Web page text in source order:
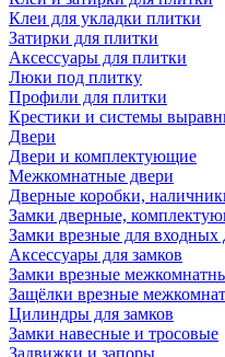
Клеи для укладки плитки
Затирки для плитки
Аксессуары для плитки
Люки под плитку
Профили для плитки
Крестики и системы
Двери
Двери и комплектующие
Межкомнатные двери
Дверные коробки,
Замки дверные,
Замки врезные для входных
Аксессуары для замков
Замки врезные
Защёлки врезные
Цилиндры для замков
Замки навесные и тросовые
Задвижки и запоры